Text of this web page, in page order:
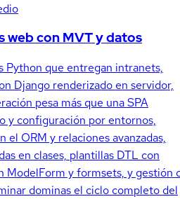
web con MVT y datos
Python que entregan intranets,
Django renderizado en servidor,
pesa más que una SPA
y configuración por entornos,
el ORM y relaciones avanzadas,
en clases, plantillas DTL con
ModelForm y formsets, y gestión
dominas el ciclo completo del